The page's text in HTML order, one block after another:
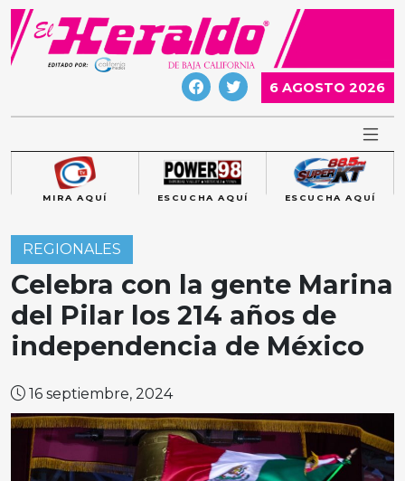
Skip
content
6 AGOSTO 2026
MIRA AQUÍ ESCUCHA AQUÍ ESCUCHA AQUÍ
REGIONALES
Celebra con la gente Marina
del Pilar los 214 años de
independencia de México
16 septiembre, 2024